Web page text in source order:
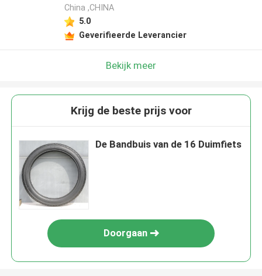
China ,CHINA
5.0
Geverifieerde Leverancier
Bekijk meer
Krijg de beste prijs voor
De Bandbuis van de 16 Duimfiets
Doorgaan